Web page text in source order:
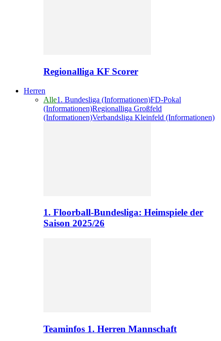
Regionalliga KF Scorer
Herren
Alle1. Bundesliga (Informationen)FD-Pokal
(Informationen)Regionalliga Großfeld
(Informationen)Verbandsliga Kleinfeld (Informationen)
1. Floorball-Bundesliga: Heimspiele der
Saison 2025/26
Teaminfos 1. Herren Mannschaft